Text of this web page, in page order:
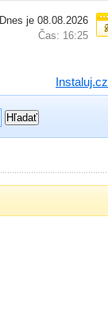
Dnes je 08.08.2026
Čas: 16:25
Instaluj.cz